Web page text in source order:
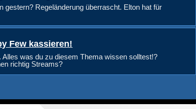
Regeländerung überrascht. Elton hat für
Few kassieren!
was du zu diesem Thema wissen solltest!?
richtig Streams?